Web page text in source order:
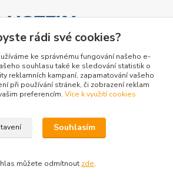
rádi své cookies?
ke správnému fungování našeho e-
souhlasu také ke sledování statistik o
reklamních kampaní, zapamatování vašeho
při používání stránek, či zobrazení reklam
preferencím. Více k využití cookies
Souhlasím
můžete odmítnout zde.